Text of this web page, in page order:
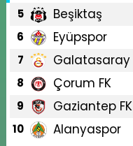
5 Beşiktaş
6 Eyüpspor
7 Galatasaray
8 Çorum FK
9 Gaziantep FK
10 Alanyaspor